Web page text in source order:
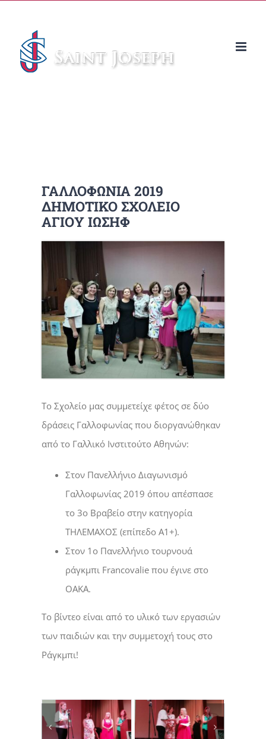
περιεχόμενο
ΓΑΛΛΟΦΩΝΙΑ 2019
ΔΗΜΟΤΙΚΟ ΣΧΟΛΕΙΟ
ΑΓΙΟΥ ΙΩΣΗΦ
Το Σχολείο μας συμμετείχε φέτος σε δύο
δράσεις Γαλλοφωνίας που διοργανώθηκαν
από το Γαλλικό Ινστιτούτο Αθηνών:
Στον Πανελλήνιο Διαγωνισμό
Γαλλοφωνίας 2019 όπου απέσπασε
το 3ο Βραβείο στην κατηγορία
ΤΗΛΕΜΑΧΟΣ (επίπεδο Α1+).
Στον 1ο Πανελλήνιο τουρνουά
ράγκμπι Francovalie που έγινε στο
ΟΑΚΑ.
Το βίντεο είναι από το υλικό των εργασιών
των παιδιών και την συμμετοχή τους στο
Ράγκμπι!